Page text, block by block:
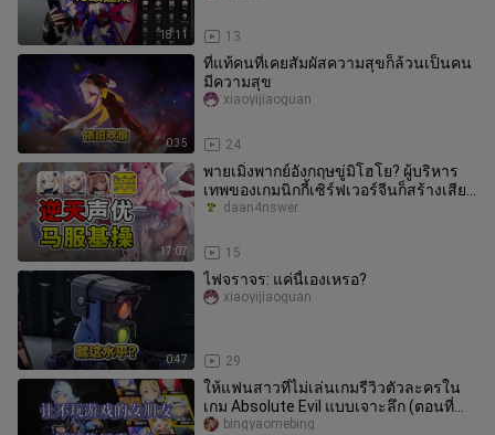
18:11 13
0:35
ที่แท้คนที่เคยสัมผัสความสุขก็ล้วนเป็นคน
มีความสุข
24
xiaoyijiaoguan
17:07
พายเมิ่งพากย์อังกฤษขู่มิโฮโย? ผู้บริหาร
เทพของเกมนิกกี้เซิร์ฟเวอร์จีนก็สร้างเสียง
วิพากษ์วิจารณ์อีกแล้
15
daan4nswer
0:47
ไฟจราจร: แค่นี้เองเหรอ?
29
xiaoyijiaoguan
ให้แฟนสาวที่ไม่เล่นเกมรีวิวตัวละครใน
เกม Absolute Evil แบบเจาะลึก (ตอนที่
สอง) ปิดท้ายด้วยการโยนหินถาม
bingyaomebing